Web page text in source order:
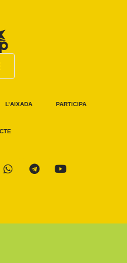
L’AIXADA PARTICIPA